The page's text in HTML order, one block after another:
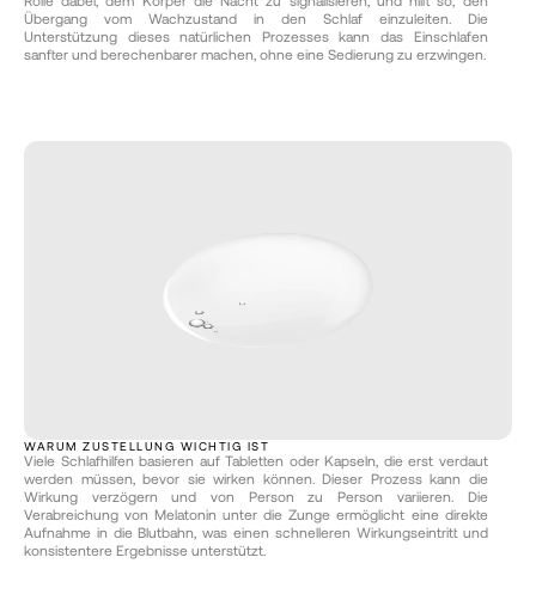
Übergang vom Wachzustand in den Schlaf einzuleiten. Die
Unterstützung dieses natürlichen Prozesses kann das Einschlafen
sanfter und berechenbarer machen, ohne eine Sedierung zu erzwingen.
WARUM ZUSTELLUNG WICHTIG IST
Viele Schlafhilfen basieren auf Tabletten oder Kapseln, die erst verdaut
werden müssen, bevor sie wirken können. Dieser Prozess kann die
Wirkung verzögern und von Person zu Person variieren. Die
Verabreichung von Melatonin unter die Zunge ermöglicht eine direkte
Aufnahme in die Blutbahn, was einen schnelleren Wirkungseintritt und